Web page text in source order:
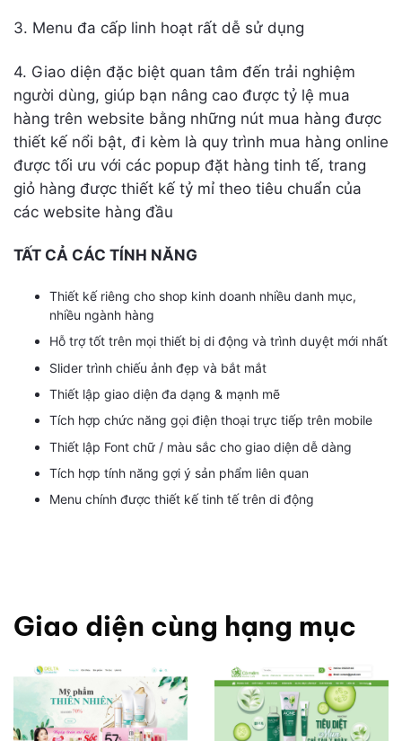
3. Menu đa cấp linh hoạt rất dễ sử dụng
4. Giao diện đặc biệt quan tâm đến trải nghiệm
người dùng, giúp bạn nâng cao được tỷ lệ mua
hàng trên website bằng những nút mua hàng được
thiết kế nổi bật, đi kèm là quy trình mua hàng online
được tối ưu với các popup đặt hàng tinh tế, trang
giỏ hàng được thiết kế tỷ mỉ theo tiêu chuẩn của
các website hàng đầu
TẤT CẢ CÁC TÍNH NĂNG
Thiết kế riêng cho shop kinh doanh nhiều danh mục,
nhiều ngành hàng
Hỗ trợ tốt trên mọi thiết bị di động và trình duyệt mới nhất
Slider trình chiếu ảnh đẹp và bắt mắt
Thiết lập giao diện đa dạng & mạnh mẽ
Tích hợp chức năng gọi điện thoại trực tiếp trên mobile
Thiết lập Font chữ / màu sắc cho giao diện dễ dàng
Tích hợp tính năng gợi ý sản phẩm liên quan
Menu chính được thiết kế tinh tế trên di động
Giao diện cùng hạng mục